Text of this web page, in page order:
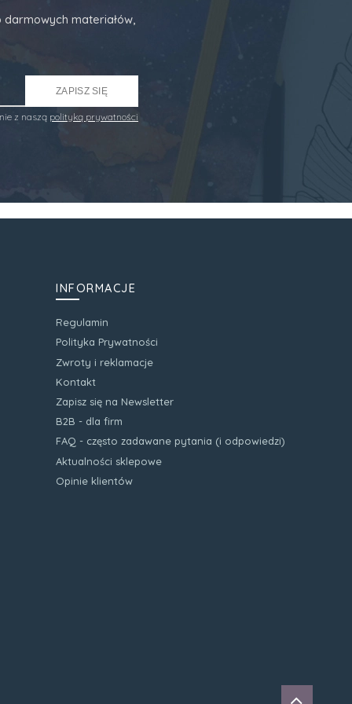
materiałów,
ZAPISZ SIĘ
z naszą polityką prywatności
INFORMACJE
Regulamin
Polityka Prywatności
Zwroty i reklamacje
Kontakt
Zapisz się na Newsletter
B2B - dla firm
FAQ - często zadawane pytania (i odpowiedzi)
Aktualności sklepowe
Opinie klientów